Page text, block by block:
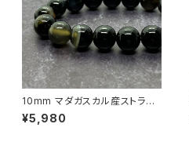
10mm マダガスカル産ストライ
プカルセドニー（縞瑪瑙）ブレス
レット
¥5,980